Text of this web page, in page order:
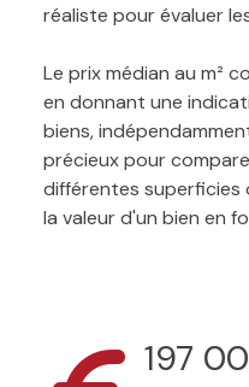
réaliste pour évaluer
Le prix médian au m²
en donnant une
biens,
précieux pour
différentes superficies
la valeur d'un bien en
197